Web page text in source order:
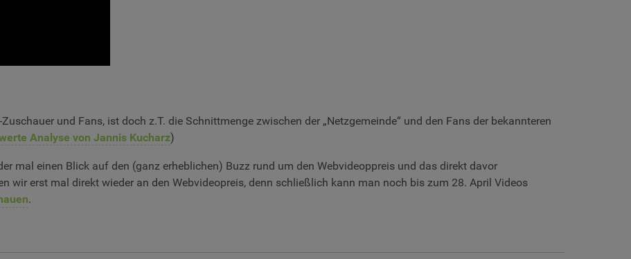
und Fans, ist doch z.T. die Schnittmenge zwischen der „Netzgemeinde“ und den Fans der bekannteren
Analyse von Jannis Kucharz)
mal einen Blick auf den (ganz erheblichen) Buzz rund um den Webvideoppreis und das direkt davor
wir erst mal direkt wieder an den Webvideopreis, denn schließlich kann man noch bis zum 28. April Videos
.